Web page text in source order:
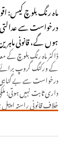
ماہ رنگ بلوچ کیس:
درخواست سے عدالتی
ہوں گے، قانونی
ڈاکٹر ماہ رنگ بلوچ کے
کے ورکنگ گروپ
درخواست سے بے
داری ثابت نہیں ہوتی؛
خلاف قانونی راستہ